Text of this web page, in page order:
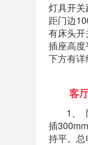
灯具开关
距门边
有床头
插座高
下方有详
客
1、 除
插
持平。总